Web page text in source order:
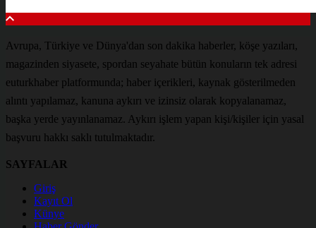
Avrupa, Türkiye ve Dünya'dan son dakika haberler, köşe yazıları,
magazinden siyasete, spordan seyahate bütün konuların tek adresi
euturkhaber platformunda; haber içerikleri, kaynak gösterilmeden
alıntı yapılamaz, kanuna aykırı ve izinsiz olarak kopyalanamaz,
başka yerde yayınlanamaz. Aykırı işlem yapan kişi/kişiler için yasal
başvuru hakkı saklı tutulmaktadır.
SAYFALAR
Giriş
Kayıt Ol
Künye